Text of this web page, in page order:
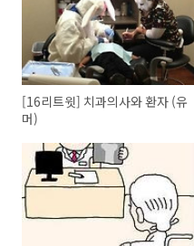
[16리트윗] 치과의사와 환자 (유
머)